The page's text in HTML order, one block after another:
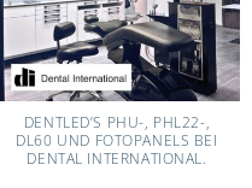
DENTLED’S PHU-, PHL22-,
DL60 UND FOTOPANELS BEI
DENTAL INTERNATIONAL.